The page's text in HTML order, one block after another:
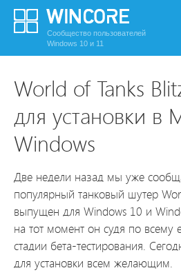
Сообщество пользователей
Windows 10 и 11
World of Tanks
для установки в
Windows
Две недели назад мы уже
популярный танковый шутер
выпущен для Windows 10 и
на тот момент он судя по всему
стадии бета-тестирования.
для установки всем желающим.